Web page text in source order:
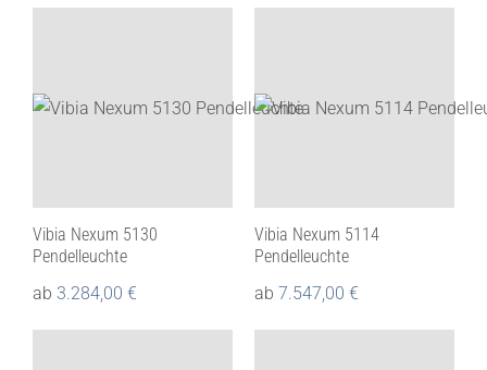
Vibia Nexum 5130
Pendelleuchte
ab 3.284,00 €
Vibia Nexum 5114
Pendelleuchte
ab 7.547,00 €